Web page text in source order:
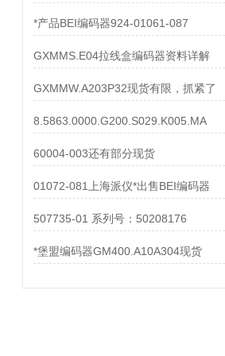
*产品BEI编码器924-01061-087
GXMMS.E04拉线盒编码器资料详解
GXMMW.A203P32现货有限，抓紧了
8.5863.0000.G200.S029.K005.MA
60004-003还有部分现货
01072-081上海派仪*出售BEI编码器
507735-01 系列号：50208176
*堡盟编码器GM400.A10A304现货